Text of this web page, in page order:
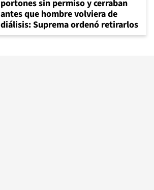
portones sin permiso y cerraban
antes que hombre volviera de
diálisis: Suprema ordenó retirarlos